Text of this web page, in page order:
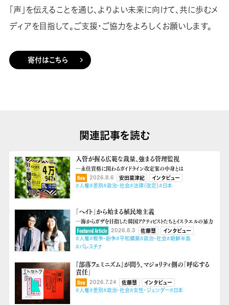
「声」を伝えることを通じ、よりよい未来に向けて、共に歩むメ
ディアを目指して。ご支援・ご協力をよろしくお願いします。
寄付はこちら
関連記事を読む
入管が握る広範な裁量、強まる管理監視
―永住資格に関わるガイドライン改定案の中身とは
2026.8.6 安田菜津紀
インタビュー
#人権#差別#政治・社会#法律（改定）#日本
「ヘイト」から始まる植民地主義
―海からガザを目指した韓国アクティビストたちとイスラエルの暴力
2026.8.3 佐藤慧
インタビュー
#人権#戦争・紛争#平和構築#政治・社会#朝鮮半島
#パレスチナ
『部落フェミニズム』が問う、マジョリティ側の「呼応する
責任」
2026.7.24 佐藤慧
インタビュー
#人権#差別#政治・社会#女性・ジェンダー#日本